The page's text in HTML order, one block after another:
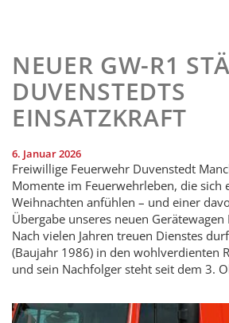
NEUER GW-R1
DUVENSTEDTS
EINSATZKRAFT
6. Januar 2026
Freiwillige Feuerwehr Duvenstedt
Momente im Feuerwehrleben, die sich
Weihnachten anfühlen – und einer
Übergabe unseres neuen Gerätewagen
Nach vielen Jahren treuen Dienstes
(Baujahr 1986) in den wohlverdienten
und sein Nachfolger steht seit dem 3.